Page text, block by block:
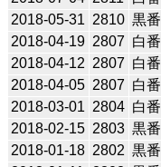
2018-05-31 2810 黒番
2018-04-19 2807 白番
2018-04-12 2807 白番
2018-04-05 2807 白番
2018-03-01 2804 白番
2018-02-15 2803 黒番
2018-01-18 2802 黒番